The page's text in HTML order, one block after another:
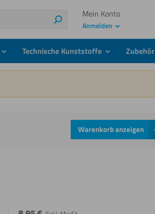
Suchen
Mein Konto
Anmelden
submenuTechnische Kunststoffe submenuZubehör
Warenkorb anzeigen